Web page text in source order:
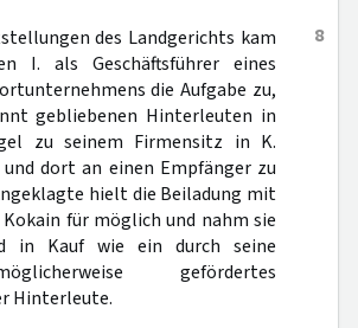
8
des Landgerichts kam
I. als Geschäftsführer eines
die Aufgabe zu,
gebliebenen Hinterleuten in
zu seinem Firmensitz in K.
dort an einen Empfänger zu
hielt die Beiladung mit
für möglich und nahm sie
in Kauf wie ein durch seine
gefördertes
Hinterleute.